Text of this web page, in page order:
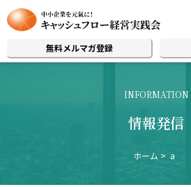
無料メルマガ登録
INFORMATION
情報発信
ホーム a